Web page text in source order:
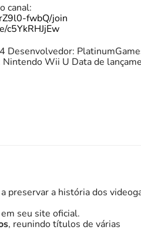
canal:
fwbQ/join
c5YkRHJjEw
Desenvolvedor:
Wii U Data de
preservar a história dos
seu site oficial.
, reunindo títulos de várias